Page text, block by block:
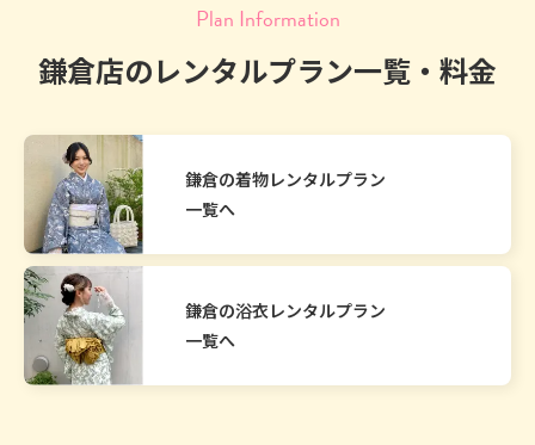
Plan Information
鎌倉店のレンタルプラン一覧・料金
鎌倉の着物レンタルプラン
一覧へ
鎌倉の浴衣レンタルプラン
一覧へ